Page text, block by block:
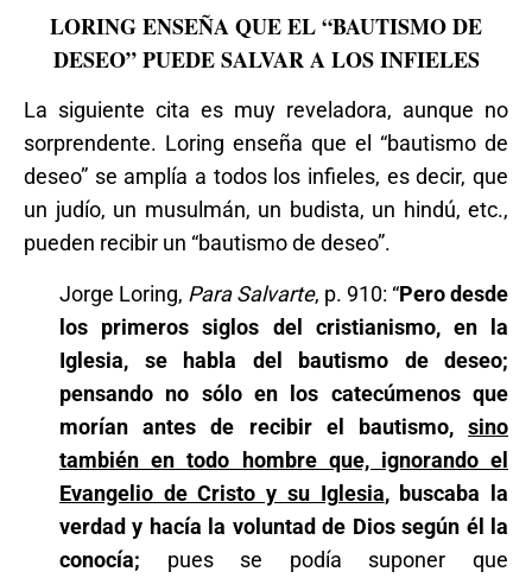
LORING ENSEÑA QUE EL “BAUTISMO DE
DESEO” PUEDE SALVAR A LOS INFIELES
La siguiente cita es muy reveladora, aunque no
sorprendente. Loring enseña que el “bautismo de
deseo” se amplía a todos los infieles, es decir, que
un judío, un musulmán, un budista, un hindú, etc.,
pueden recibir un “bautismo de deseo”.
Jorge Loring, Para Salvarte, p. 910: “Pero desde
los primeros siglos del cristianismo, en la
Iglesia, se habla del bautismo de deseo;
pensando no sólo en los catecúmenos que
morían antes de recibir el bautismo, sino
también en todo hombre que, ignorando el
Evangelio de Cristo y su Iglesia, buscaba la
verdad y hacía la voluntad de Dios según él la
conocía; pues se podía suponer que